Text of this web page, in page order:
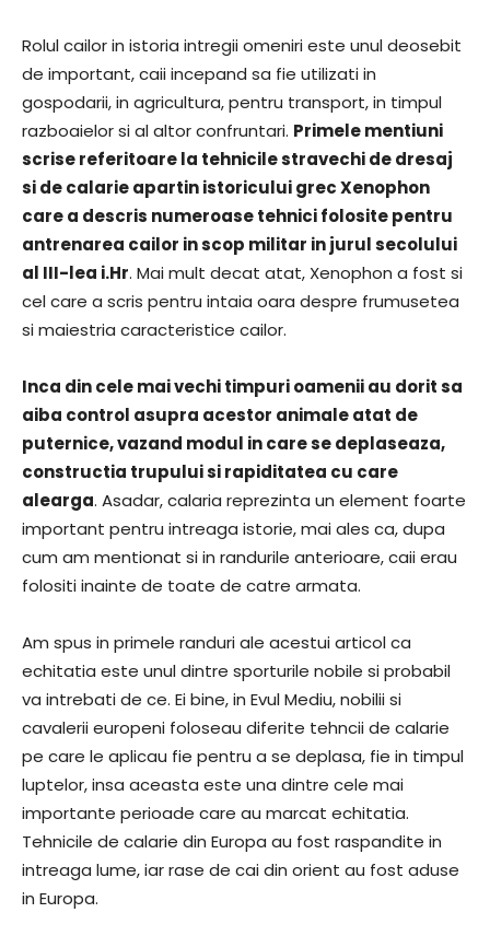
Rolul cailor in istoria intregii omeniri este unul deosebit
de important, caii incepand sa fie utilizati in
gospodarii, in agricultura, pentru transport, in timpul
razboaielor si al altor confruntari. Primele mentiuni
scrise referitoare la tehnicile stravechi de dresaj
si de calarie apartin istoricului grec Xenophon
care a descris numeroase tehnici folosite pentru
antrenarea cailor in scop militar in jurul secolului
al III-lea i.Hr. Mai mult decat atat, Xenophon a fost si
cel care a scris pentru intaia oara despre frumusetea
si maiestria caracteristice cailor.
Inca din cele mai vechi timpuri oamenii au dorit sa
aiba control asupra acestor animale atat de
puternice, vazand modul in care se deplaseaza,
constructia trupului si rapiditatea cu care
alearga. Asadar, calaria reprezinta un element foarte
important pentru intreaga istorie, mai ales ca, dupa
cum am mentionat si in randurile anterioare, caii erau
folositi inainte de toate de catre armata.
Am spus in primele randuri ale acestui articol ca
echitatia este unul dintre sporturile nobile si probabil
va intrebati de ce. Ei bine, in Evul Mediu, nobilii si
cavalerii europeni foloseau diferite tehncii de calarie
pe care le aplicau fie pentru a se deplasa, fie in timpul
luptelor, insa aceasta este una dintre cele mai
importante perioade care au marcat echitatia.
Tehnicile de calarie din Europa au fost raspandite in
intreaga lume, iar rase de cai din orient au fost aduse
in Europa.